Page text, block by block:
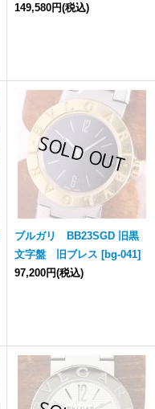
149,580円(税込)
ブルガリ BB23SGD 旧黒
文字盤 旧ブレス [bg-041]
97,200円(税込)